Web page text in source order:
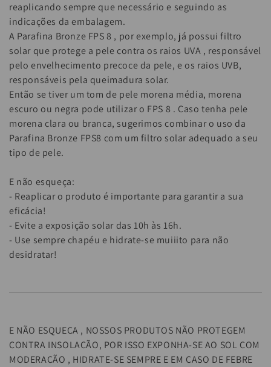
reaplicando sempre que necessário e seguindo as
indicações da embalagem.
A Parafina Bronze FPS 8 , por exemplo, já possui filtro
solar que protege a pele contra os raios UVA , responsável
pelo envelhecimento precoce da pele, e os raios UVB,
responsáveis pela queimadura solar.
Então se tiver um tom de pele morena média, morena
escuro ou negra pode utilizar o FPS 8 . Caso tenha pele
morena clara ou branca, sugerimos combinar o uso da
Parafina Bronze FPS8 com um filtro solar adequado a seu
tipo de pele.
E não esqueça:
- Reaplicar o produto é importante para garantir a sua
eficácia!
- Evite a exposição solar das 10h às 16h.
- Use sempre chapéu e hidrate-se muiiito para não
desidratar!
E NÃO ESQUEÇA , NOSSOS PRODUTOS NÃO PROTEGEM
CONTRA INSOLAÇÃO, POR ISSO EXPONHA-SE AO SOL COM
MODERAÇÃO , HIDRATE-SE SEMPRE E EM CASO DE FEBRE